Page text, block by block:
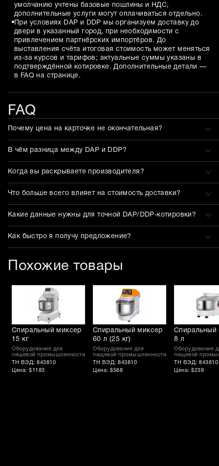
умолчанию учтены базовые пошлины и НДС,
дополнительные услуги могут оплачиваться отдельно.
При условиях DAP и DDP мы организуем доставку до
двери в указанный город, при необходимости с
привлечением партнёрских импортёров. До
выставления счёта итоговая стоимость может меняться
из-за курсов и тарифов; актуальные суммы указаны в
подтверждённой котировке. Дополнительные детали —
в FAQ на странице.
FAQ
Почему цена на карточке не окончательная?
В чём разница между DAP и DDP?
Когда вы раскрываете производителя?
Что больше всего влияет на стоимость доставки?
Какие данные нужны для точной DAP/DDP-котировки?
Как быстро я получу предложение?
Похожие товары
Спиральный миксер
15 кг
Оборудование для
пищевой промышленности
ТН ВЭД: 843810
Цена: $1183
Спиральный миксер
60 л (25 кг)
Оборудование для
пищевой промышленности
ТН ВЭД: 843810
Цена: $568
Спиральный
8 л
Оборудование
пищевой
ТН ВЭД: 843810
Цена: $239